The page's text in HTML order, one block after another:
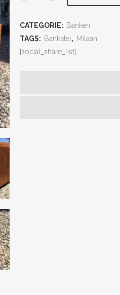
CATEGORIE: Banken
TAGS: Bankstel , Milaan
[social_share_list]